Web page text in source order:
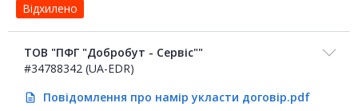
Відхилено
ТОВ "ПФГ "Добробут - Сервіс""
#34788342 (UA-EDR)
description
Повідомлення про намір укласти договір.pdf